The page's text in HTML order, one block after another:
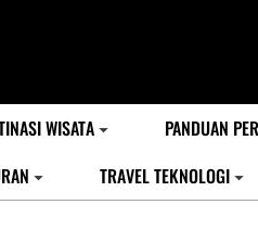
WISATA PANDUAN
TRAVEL TEKNOLOGI